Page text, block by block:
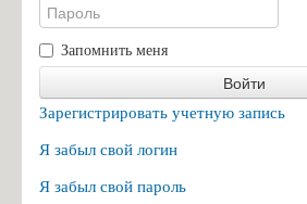
Запомнить меня
Войти
Зарегистрировать учетную запись
Я забыл свой логин
Я забыл свой пароль